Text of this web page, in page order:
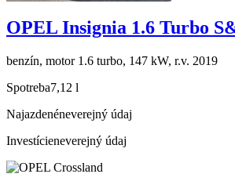
OPEL Insignia 1.6 Turbo
benzín, motor 1.6 turbo, 147 kW, r.v. 2019
Spotreba7,12 l
Najazdenéneverejný údaj
Investícieneverejný údaj